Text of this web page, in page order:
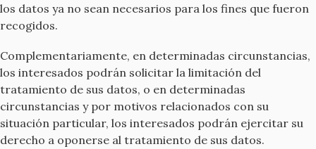
los datos ya no sean necesarios para los fines que fueron
recogidos.
Complementariamente, en determinadas circunstancias,
los interesados podrán solicitar la limitación del
tratamiento de sus datos, o en determinadas
circunstancias y por motivos relacionados con su
situación particular, los interesados podrán ejercitar su
derecho a oponerse al tratamiento de sus datos.